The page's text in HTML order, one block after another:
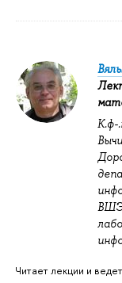
К.ф-
Читает лекции и